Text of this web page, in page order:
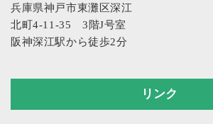
兵庫県神戸市東灘区深江
北町4-11-35 3階J号室
阪神深江駅から徒歩2分
リンク